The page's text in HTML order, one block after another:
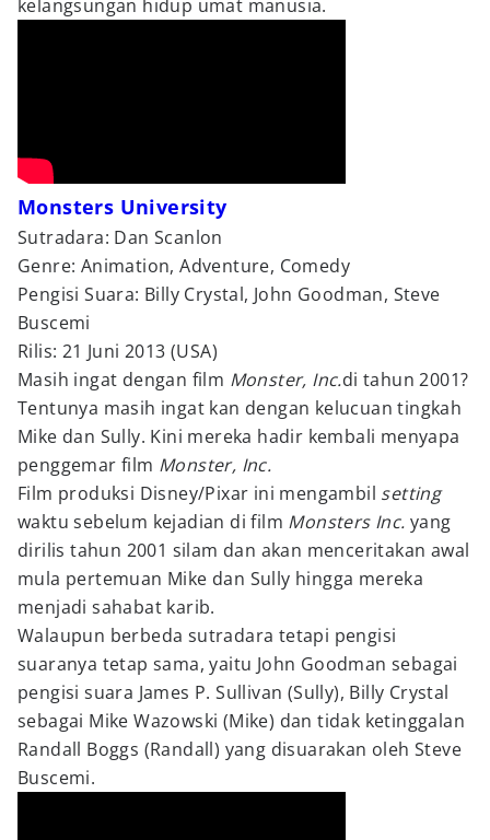
kelangsungan hidup umat manusia.
Monsters University
Sutradara: Dan Scanlon
Genre: Animation, Adventure, Comedy
Pengisi Suara: Billy Crystal, John Goodman, Steve
Buscemi
Rilis: 21 Juni 2013 (USA)
Masih ingat dengan film Monster, Inc.di tahun 2001?
Tentunya masih ingat kan dengan kelucuan tingkah
Mike dan Sully. Kini mereka hadir kembali menyapa
penggemar film Monster, Inc.
Film produksi Disney/Pixar ini mengambil setting
waktu sebelum kejadian di film Monsters Inc. yang
dirilis tahun 2001 silam dan akan menceritakan awal
mula pertemuan Mike dan Sully hingga mereka
menjadi sahabat karib.
Walaupun berbeda sutradara tetapi pengisi
suaranya tetap sama, yaitu John Goodman sebagai
pengisi suara James P. Sullivan (Sully), Billy Crystal
sebagai Mike Wazowski (Mike) dan tidak ketinggalan
Randall Boggs (Randall) yang disuarakan oleh Steve
Buscemi.